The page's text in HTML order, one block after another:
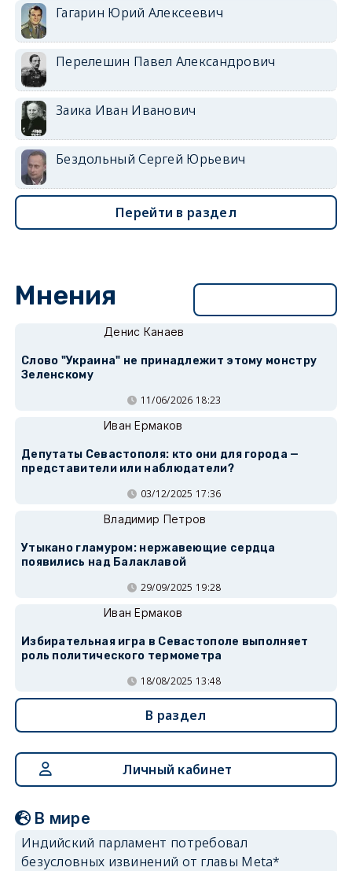
Гагарин Юрий Алексеевич
Перелешин Павел Александрович
Заика Иван Иванович
Бездольный Сергей Юрьевич
Перейти в раздел
Мнения
Денис Канаев
Слово "Украина" не принадлежит этому монстру
Зеленскому
11/06/2026 18:23
Иван Ермаков
Депутаты Севастополя: кто они для города —
представители или наблюдатели?
03/12/2025 17:36
Владимир Петров
Утыкано гламуром: нержавеющие сердца
появились над Балаклавой
29/09/2025 19:28
Иван Ермаков
Избирательная игра в Севастополе выполняет
роль политического термометра
18/08/2025 13:48
В раздел
Личный кабинет
В мире
Индийский парламент потребовал
безусловных извинений от главы Meta*